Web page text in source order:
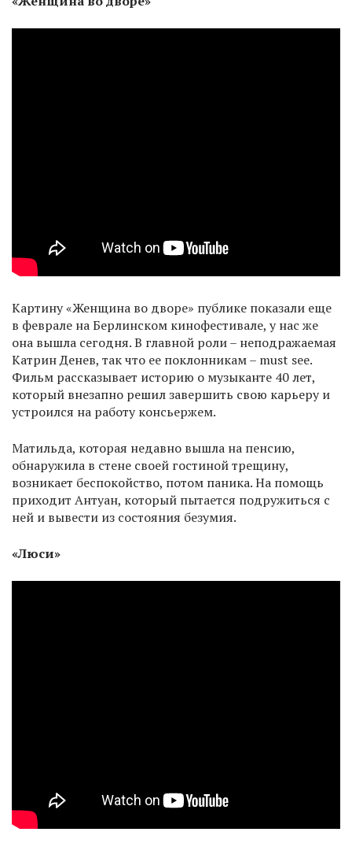
Картину «Женщина во дворе» публике показали еще
в феврале на Берлинском кинофестивале, у нас же
она вышла сегодня. В главной роли – неподражаемая
Катрин Денев, так что ее поклонникам – must see.
Фильм рассказывает историю о музыканте 40 лет,
который внезапно решил завершить свою карьеру и
устроился на работу консьержем.
Матильда, которая недавно вышла на пенсию,
обнаружила в стене своей гостиной трещину,
возникает беспокойство, потом паника. На помощь
приходит Антуан, который пытается подружиться с
ней и вывести из состояния безумия.
«Люси»